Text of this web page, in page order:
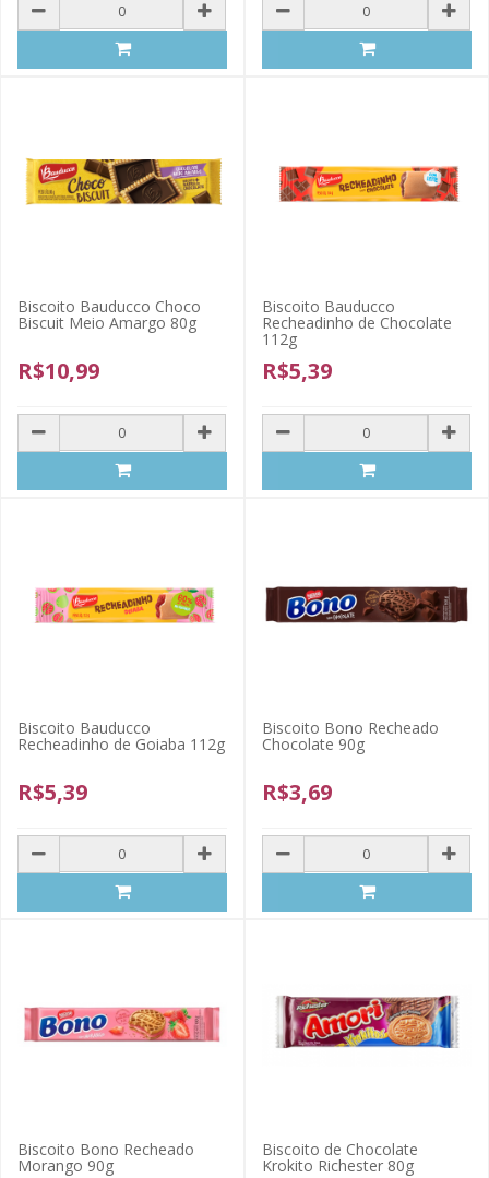
Biscoito Bauducco Choco
Biscuit Meio Amargo 80g
R$10,99
Biscoito Bauducco
Recheadinho de Chocolate
112g
R$5,39
Biscoito Bauducco
Recheadinho de Goiaba 112g
R$5,39
Biscoito Bono Recheado
Chocolate 90g
R$3,69
Biscoito Bono Recheado
Morango 90g
Biscoito de Chocolate
Krokito Richester 80g